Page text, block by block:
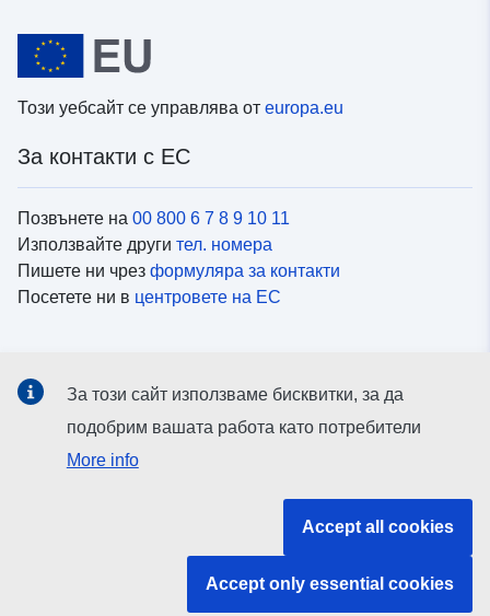
Този уебсайт се управлява от europa.eu
За контакти с ЕС
Позвънете на 00 800 6 7 8 9 10 11
Използвайте други тел. номера
Пишете ни чрез формуляра за контакти
Посетете ни в центровете на ЕС
Вижте профили на ЕС в социалните медии
Институции и органи на ЕС
За този сайт използваме бисквитки, за да
подобрим вашата работа като потребители
More info
Accept all cookies
Accept only essential cookies